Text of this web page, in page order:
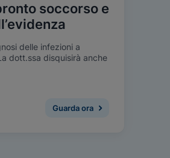
soccorso e
delle infezioni a
dott.ssa disquisirà anche
il trattamento e la
con i test on-demand per
Guarda ora